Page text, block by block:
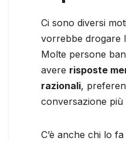
Ci sono diversi
vorrebbe drogare
Molte persone
avere risposte
razionali,
conversazione più
C’è anche chi lo